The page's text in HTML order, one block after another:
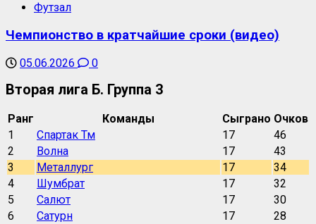
Футзал
Чемпионство в кратчайшие сроки (видео)
05.06.2026 0
Вторая лига Б. Группа 3
Ранг Команды Сыграно Очков
1
Спартак Тм 17
46
2
Волна 17
43
3
Металлург 17
34
4
Шумбрат 17
32
5
Салют 17
30
6
Сатурн 17
28